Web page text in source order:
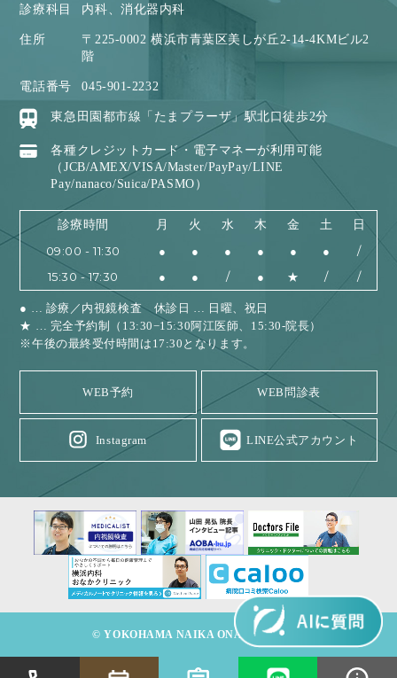
診療科目 内科、消化器内科
住所
〒225-0002 横浜市青葉区美しが丘2-14-4KMビル2
階
電話番号 045-901-2232
東急田園都市線「たまプラーザ」駅北口徒歩2分
各種クレジットカード・電子マネーが利用可能
（JCB/AMEX/VISA/Master/PayPay/LINE
Pay/nanaco/Suica/PASMO）
診療時間 月 火 水 木 金 土 日
09:00 - 11:30 ● ● ● ● ● ●
/
15:30 - 17:30
● ● / ● ★ / /
● … 診療／内視鏡検査 休診日 … 日曜、祝日
★ … 完全予約制（13:30−15:30阿江医師、15:30-院長）
※午後の最終受付時間は17:30となります。
WEB予約 WEB問診表
Instagram LINE公式アカウント
© YOKOHAMA NAIKA ONAKA CLINIC